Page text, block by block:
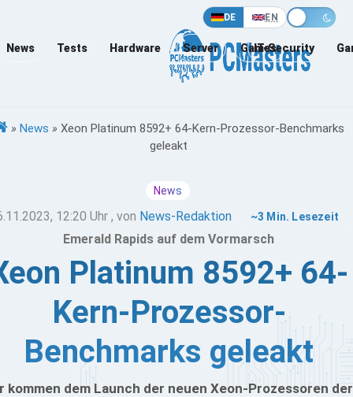
DE EN
News Tests Hardware Server Games
IT-Security
» News » Xeon Platinum 8592+ 64-Kern-Prozessor-Benchmarks
geleakt
News
12:20 Uhr , von News-Redaktion ~3 Min. Lesezeit
Emerald Rapids auf dem Vormarsch
Platinum 8592+ 64-
Kern-Prozessor-
Benchmarks geleakt
kommen dem Launch der neuen Xeon-Prozessoren der